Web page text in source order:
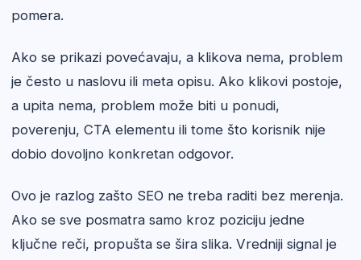
pomera.
Ako se prikazi povećavaju, a klikova nema, problem
je često u naslovu ili meta opisu. Ako klikovi postoje,
a upita nema, problem može biti u ponudi,
poverenju, CTA elementu ili tome što korisnik nije
dobio dovoljno konkretan odgovor.
Ovo je razlog zašto SEO ne treba raditi bez merenja.
Ako se sve posmatra samo kroz poziciju jedne
ključne reči, propušta se šira slika. Vredniji signal je